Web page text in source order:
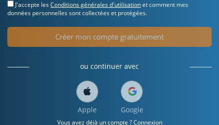
J'accepte lesConditions générales d'utilisationet comment mes
données personnelles sont collectées et protégées.
Créer mon compte gratuitement
ou continuer avec
Apple Google
Vous avez déjà un compte ?Connexion